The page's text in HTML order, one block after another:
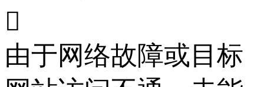

由于网络故障或目标